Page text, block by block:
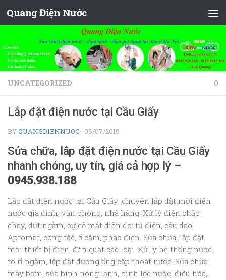
Skip to content
Quang Điện Nước
UNCATEGORIZED 0
Lắp đặt điện nước tại Cầu Giấy
BYQUANGDIENNUOC · 06/07/2019
Sửa chữa, lắp đặt điện nước tại Cầu Giấy
nhanh chóng, uy tín, giá cả hợp lý –
0945.938.188
Lắp đặt điện nước tại Cầu Giấy; chuyên lắp đặt mới điện
nước gia đình, văn phòng, nhà hàng. Xử lý điện chập
cháy, đứt ngầm, sự cố mất điện do: tủ điện, cầu dao,
Aptomat, công tắc, ổ cắm, phao điện. Sửa chữa, lắp đặt
mới thiết bị điện, đèn quạt các loại. Xử lý hệ thống nước
rò rỉ ngầm, lắp đặt đường ống cấp thoát nước. Sửa chữa
máy bơm, sửa bình nóng lạnh, bình lọc nước, điều hòa,